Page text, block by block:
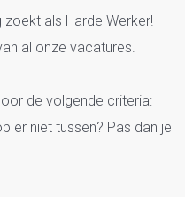
Monteur
als Harde Werker!
al onze vacatures.
de volgende criteria:
er niet tussen? Pas dan je